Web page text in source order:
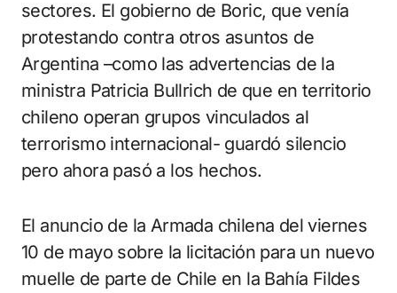
sectores. El gobierno de Boric, que venía
protestando contra otros asuntos de
Argentina –como las advertencias de la
ministra Patricia Bullrich de que en territorio
chileno operan grupos vinculados al
terrorismo internacional- guardó silencio
pero ahora pasó a los hechos.
El anuncio de la Armada chilena del viernes
10 de mayo sobre la licitación para un nuevo
muelle de parte de Chile en la Bahía Fildes